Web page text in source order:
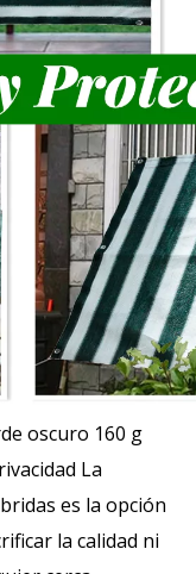
oscuro 160 g
La
es la opción
la calidad ni